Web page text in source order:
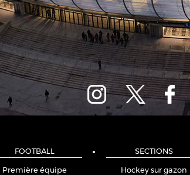
FOOTBALL
Première équipe
SECTIONS
Hockey sur gazon